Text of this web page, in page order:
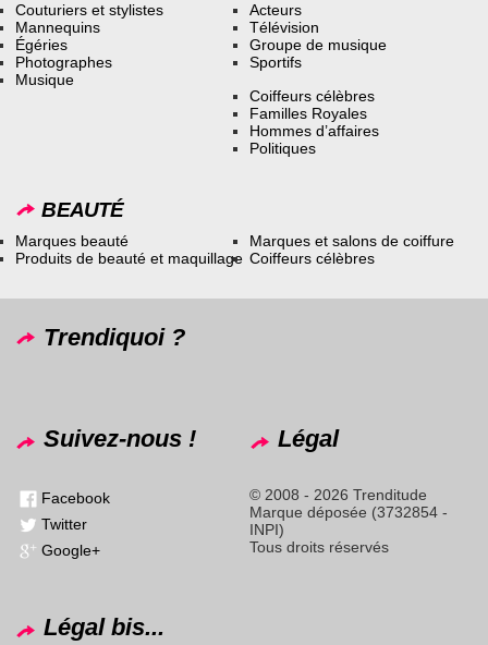
Couturiers et stylistes
Mannequins
Égéries
Photographes
Musique
Acteurs
Télévision
Groupe de musique
Sportifs
Coiffeurs célèbres
Familles Royales
Hommes d’affaires
Politiques
BEAUTÉ
Marques beauté
Produits de beauté et maquillage
Marques et salons de coiffure
Coiffeurs célèbres
Trendiquoi ?
Suivez-nous !
Facebook
Twitter
Google+
Légal
© 2008 - 2026 Trenditude
Marque déposée (3732854 -
INPI)
Tous droits réservés
Légal bis...